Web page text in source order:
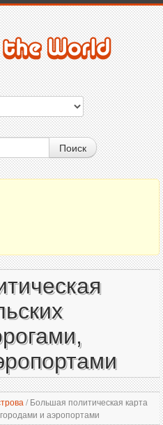
Поиск
/Большая политическая карта
и аэропортами